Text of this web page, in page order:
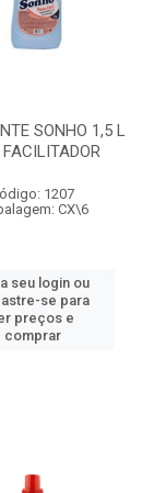
SONHO 1,5 L
1207
CX\6
seu login ou
se para
preços e
comprar